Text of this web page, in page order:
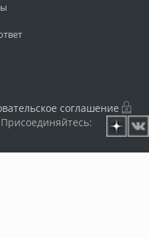
соглашение
Присоединяйтесь: